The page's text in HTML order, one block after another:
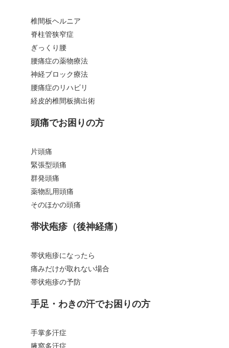
椎間板ヘルニア
脊柱管狭窄症
ぎっくり腰
腰痛症の薬物療法
神経ブロック療法
腰痛症のリハビリ
経皮的椎間板摘出術
頭痛でお困りの方
片頭痛
緊張型頭痛
群発頭痛
薬物乱用頭痛
そのほかの頭痛
帯状疱疹（後神経痛）
帯状疱疹になったら
痛みだけが取れない場合
帯状疱疹の予防
手足・わきの汗でお困りの方
手掌多汗症
腋窩多汗症